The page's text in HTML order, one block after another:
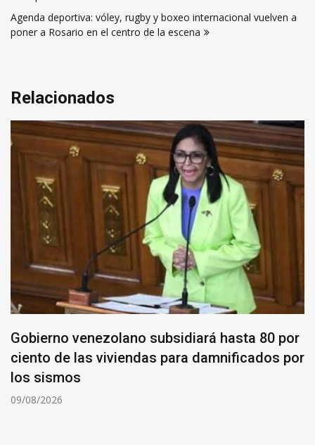
entradas
Agenda deportiva: vóley, rugby y boxeo internacional vuelven a
poner a Rosario en el centro de la escena
Relacionados
Gobierno venezolano subsidiará hasta 80 por
ciento de las viviendas para damnificados por
los sismos
09/08/2026